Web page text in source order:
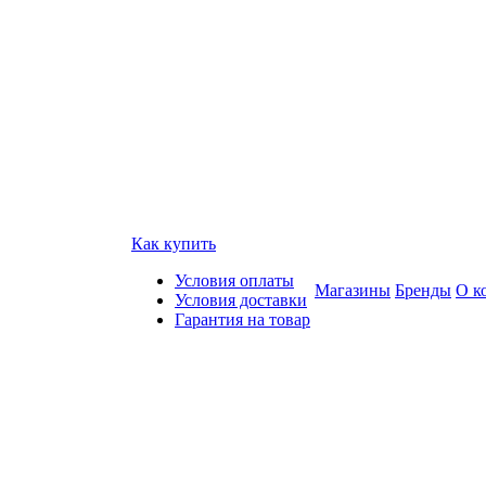
Как купить
Условия оплаты
Условия доставки
Гарантия на товар
Магазины Бренды О